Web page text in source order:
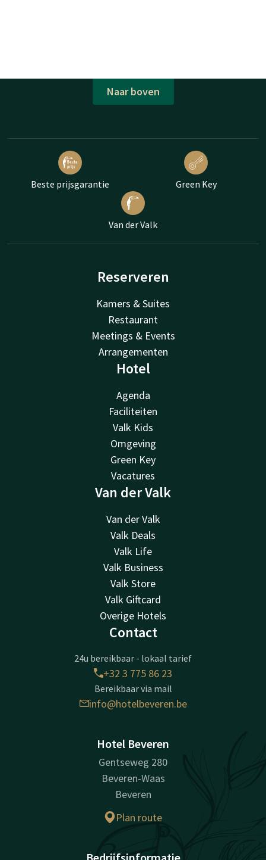
Naar boven
Beste prijsgarantie Green Key
Van der Valk
Reserveren
Kamers & Suites
Restaurant
Meetings & Events
Arrangementen
Hotel
Agenda
Faciliteiten
Valk Kids
Omgeving
Green Key
Vacatures
Van der Valk
Van der Valk
Valk Deals
Valk Life
Valk Business
Valk Store
Valk Giftcard
Overige Hotels
Contact
24u bereikbaar - lokaal tarief
+32 3 775 86 23
Bereikbaar via mail
info@hotelbeveren.be
Hotel Beveren
Gentseweg 280
Beveren-Waas
Beveren
Plan route
Bedrijfsinformatie